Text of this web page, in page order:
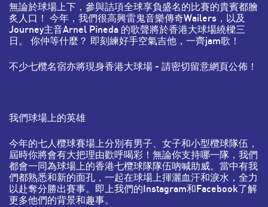
無論於球場上下，參與詰項全球享負盛名的比賽的貴賓都膾
炙人口！ 今年，我們很高興雷鬼音樂傳奇Wailers，以及
Journey主音Arnel Pineda 的歌聲將於香港大球場繞樑三
日。 你仲等什麼？ 即刻練好手空氣吉他，一齊jam歌！
不少七欖名宿亦將現身香港大球場 - 請密切留意網頁公佈！
我們球場上的英雄
今年的七人欖球賽場上分別有男子、女子和小型欖球隊伍，
屆時你將會有大把理由歡呼喝彩！無論你支持哪一隊，我們
都會一同為球場上的香港七欖球隊隊伍吶喊助威。當中有我
們都熟悉和新的面孔，一起在球場上揮灑血汗和淚水，全力
以赴奪分勝出賽事。即上我們的Instagram和Facebook了解
更多他們的背景和趣事。